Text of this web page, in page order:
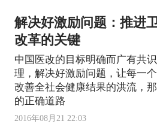
解决好激励问题：推进
改革的关键
中国医改的目标明确而广有共
理，解决好激励问题，让每一
改善全社会健康结果的洪流，
的正确道路
2016年08月21 22:03